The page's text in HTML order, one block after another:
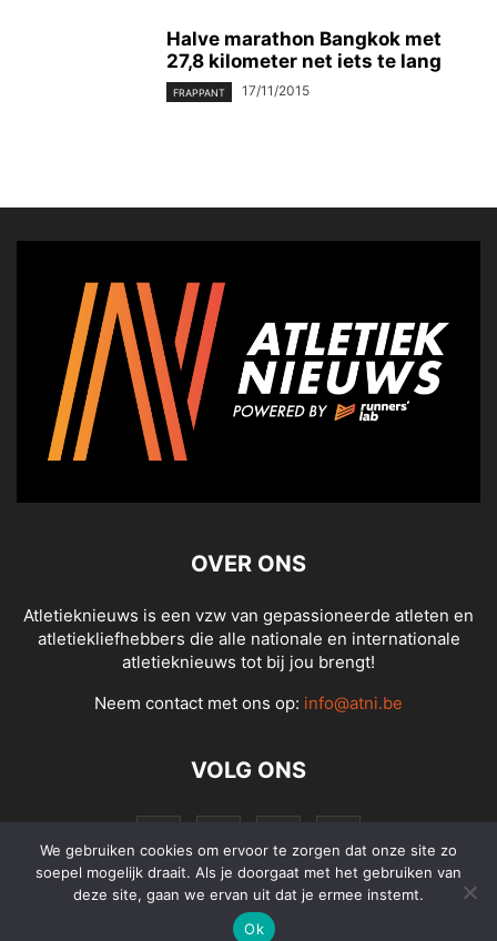
Halve marathon Bangkok met
27,8 kilometer net iets te lang
FRAPPANT 17/11/2015
OVER ONS
Atletieknieuws is een vzw van gepassioneerde atleten en
atletiekliefhebbers die alle nationale en internationale
atletieknieuws tot bij jou brengt!
Neem contact met ons op: info@atni.be
VOLG ONS
© Atletieknieuws - Alle rechten voorbehouden
We gebruiken cookies om ervoor te zorgen dat onze site zo
soepel mogelijk draait. Als je doorgaat met het gebruiken van
deze site, gaan we ervan uit dat je ermee instemt.
Ok